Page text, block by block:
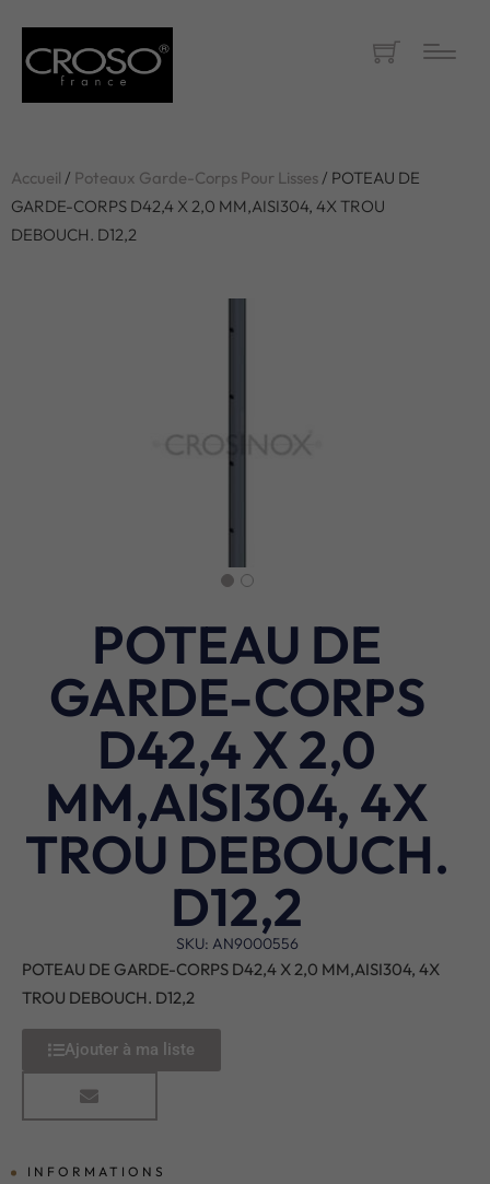
Accueil / Poteaux Garde-Corps Pour Lisses/ POTEAU DE
GARDE-CORPS D42,4 X 2,0 MM,AISI304, 4X TROU
DEBOUCH. D12,2
POTEAU DE
GARDE-CORPS
D42,4 X 2,0
MM,AISI304, 4X
TROU DEBOUCH.
D12,2
SKU: AN9000556
POTEAU DE GARDE-CORPS D42,4 X 2,0 MM,AISI304, 4X
TROU DEBOUCH. D12,2
Ajouter à ma liste
INFORMATIONS